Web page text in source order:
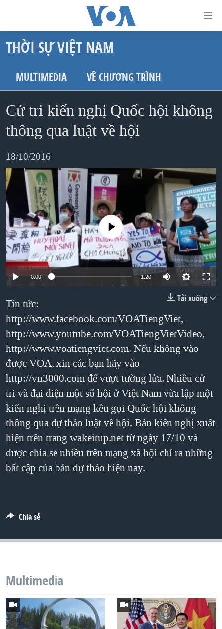
dẫn
truy
cập
dung
chính
điều
hướng
chính
Đi
tới
"Tìm"
TRANG CHỦ
VIỆT NAM
HOA KỲ
BIỂN ĐÔNG
THẾ GIỚI
DIỄN ĐÀN
MỤC
TỰ DO BÁO CHÍ
VẠCH TRẦN TIN GIẢ
NGƯỜI VIỆT HẢI NGOẠI
ĐỜI SỐNG
KINH TẾ
KHOA HỌC
SỨC KHOẺ
VĂN HOÁ
CHUYÊN ĐỀ
CHIẾN TRANH THƯƠNG MẠI CỦA MỸ: QUÁ KHỨ VÀ HIỆN
TẠI
HÀNH TRÌNH BẦU CỬ 2024
MỘT NĂM CHIẾN TRANH TẠI DẢI GAZA
GIẢI MÃ VÀNH ĐAI & CON ĐƯỜNG
TRỊNH VĨNH BÌNH - NGƯỜI HẠ 'BÊN THẮNG CUỘC'
GROUND ZERO – XƯA VÀ NAY
CHI PHÍ CHIẾN TRANH AFGHANISTAN
CÁC GIÁ TRỊ CỘNG HÒA Ở VIỆT NAM
THƯỢNG ĐỈNH TRUMP-KIM TẠI VIỆT NAM
TRỊNH VĨNH BÌNH VS. CHÍNH PHỦ VIỆT NAM
NGƯ DÂN VIỆT VÀ LÀN SÓNG TRỘM HẢI SÂM
BÊN KIA QUỐC LỘ: TIẾNG VỌNG TỪ NÔNG THÔN MỸ
QUAN HỆ VIỆT MỸ
HỌC TIẾNG ANH
VIDEO
NGHE
MẠNG XÃ HỘI
Ngôn ngữ khác
THỜI SỰ VIỆT NAM
MULTIMEDIA VỀ CHƯƠNG TRÌNH
Cử tri kiến nghị Quốc hội không
thông qua luật về hội
18/10/2016
No media source currently available
0:00 1:20
Tải xuống
Tin tức:
http://www.facebook.com/VOATiengViet,
http://www.youtube.com/VOATiengVietVideo,
http://www.voatiengviet.com. Nếu không vào
được VOA, xin các bạn hãy vào
http://vn3000.com để vượt tường lửa. Nhiều cử
tri và đại diện một số hội ở Việt Nam vừa lập một
kiến nghị trên mạng kêu gọi Quốc hội không
thông qua dự thảo luật về hội. Bản kiến nghị xuất
hiện trên trang wakeitup.net từ ngày 17/10 và
được chia sẻ nhiều trên mạng xã hội chỉ ra những
bất cập của bản dự thảo hiện nay.
Chia sẻ
Multimedia